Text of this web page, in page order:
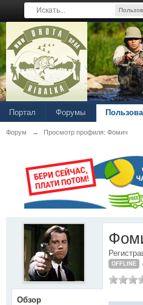
Портал Форумы
Форум → Просмотр профиля: Фомич
Обзор
OFFLINE